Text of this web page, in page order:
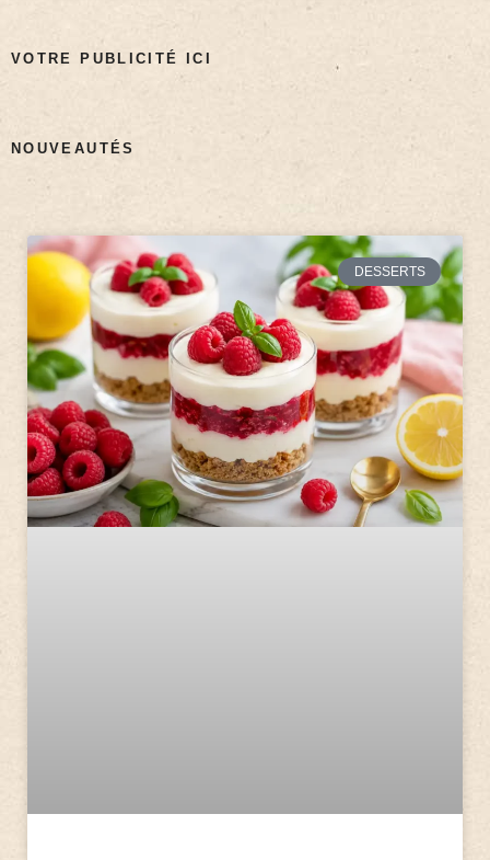
VOTRE PUBLICITÉ ICI
NOUVEAUTÉS
DESSERTS